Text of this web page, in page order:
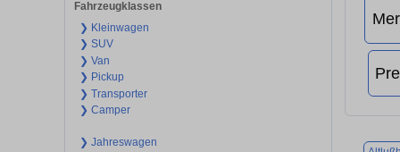
Fahrzeugklassen
❯ Kleinwagen
❯ SUV
❯ Van
❯ Pickup
❯ Transporter
❯ Camper
❯ Jahreswagen